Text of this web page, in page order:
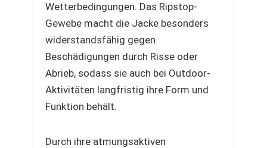
Wetterbedingungen. Das Ripstop-
Gewebe macht die Jacke besonders
widerstandsfähig gegen
Beschädigungen durch Risse oder
Abrieb, sodass sie auch bei Outdoor-
Aktivitäten langfristig ihre Form und
Funktion behält.
Durch ihre atmungsaktiven